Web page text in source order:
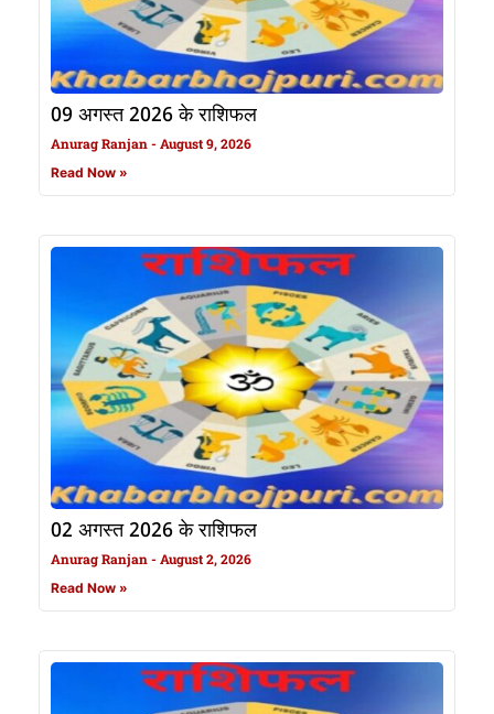
09 अगस्त 2026 के राशिफल
Anurag Ranjan August 9, 2026
Read Now »
02 अगस्त 2026 के राशिफल
Anurag Ranjan August 2, 2026
Read Now »